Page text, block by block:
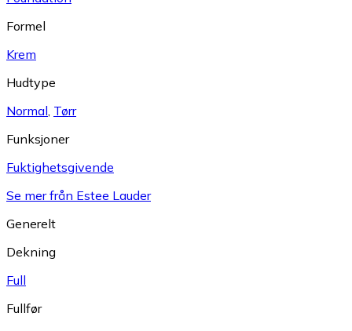
Formel
Krem
Hudtype
Normal Tørr
Funksjoner
Fuktighetsgivende
Se mer från Estee Lauder
Generelt
Dekning
Full
Fullfør